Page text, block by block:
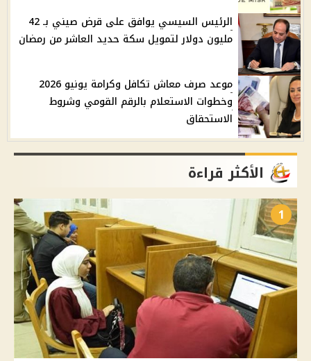
الرئيس السيسي يوافق على قرض صيني بـ 42
مليون دولار لتمويل سكة حديد العاشر من رمضان
موعد صرف معاش تكافل وكرامة يونيو 2026
وخطوات الاستعلام بالرقم القومي وشروط
الاستحقاق
الأكثر قراءة
1